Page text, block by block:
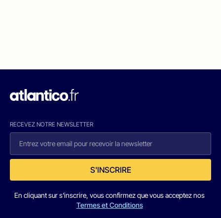
RECEVEZ NOTRE NEWSLETTER
S'INSCRIRE
En cliquant sur s'inscrire, vous confirmez que vous acceptez nos
Termes et Conditions